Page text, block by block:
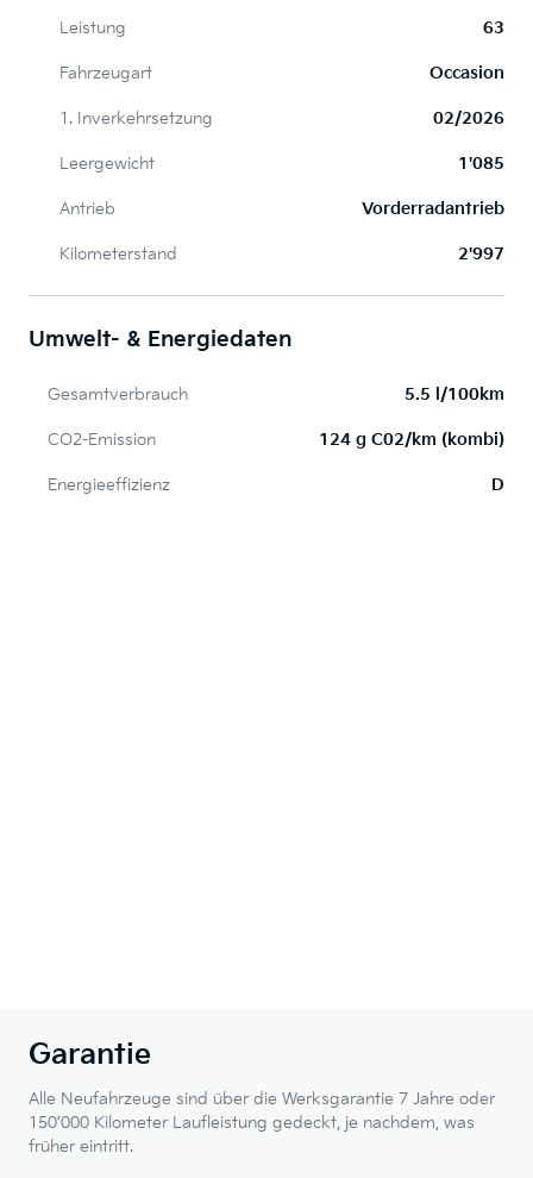
Leistung 63
Fahrzeugart Occasion
1. Inverkehrsetzung 02/2026
Leergewicht 1'085
Antrieb Vorderradantrieb
Kilometerstand 2'997
Umwelt- & Energiedaten
Gesamtverbrauch 5.5 l/100km
CO2-Emission 124 g C02/km (kombi)
Energieeffizienz D
Garantie
Alle Neufahrzeuge sind über die Werksgarantie 7 Jahre oder
150’000 Kilometer Laufleistung gedeckt, je nachdem, was
früher eintritt.